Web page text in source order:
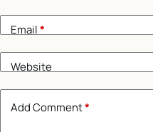
Email*
Website
Add Comment*